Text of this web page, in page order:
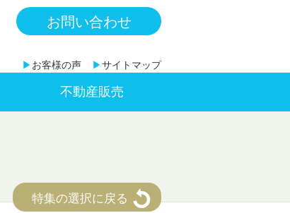
お問い合わせ
▶ お客様の声 ▶サイトマップ
不動産販売
特集の選択に戻る